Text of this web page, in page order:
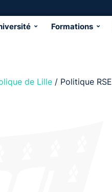
Formations
de Lille / Politique RSE